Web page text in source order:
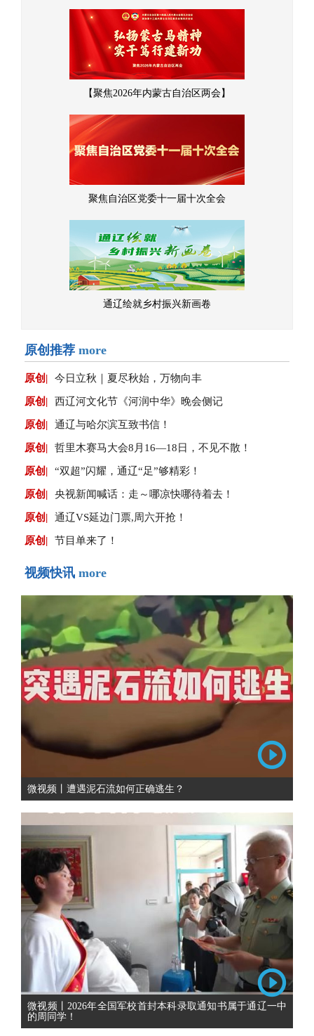
【聚焦2026年内蒙古自治区两会】
聚焦自治区党委十一届十次全会
通辽绘就乡村振兴新画卷
原创推荐 more
原创| 今日立秋｜夏尽秋始，万物向丰
原创| 西辽河文化节《河润中华》晚会侧记
原创| 通辽与哈尔滨互致书信！
原创| 哲里木赛马大会8月16—18日，不见不散！
原创| “双超”闪耀，通辽“足”够精彩！
原创| 央视新闻喊话：走～哪凉快哪待着去！
原创| 通辽VS延边门票,周六开抢！
原创| 节目单来了！
视频快讯 more
微视频丨遭遇泥石流如何正确逃生？
微视频丨2026年全国军校首封本科录取通知书属于通辽一中
的周同学！